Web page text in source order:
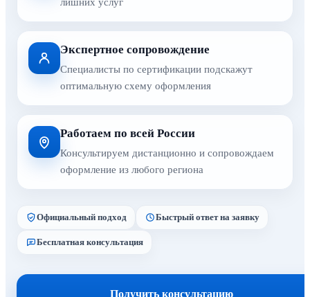
Экспертное сопровождение
Специалисты по сертификации подскажут
оптимальную схему оформления
Работаем по всей России
Консультируем дистанционно и сопровождаем
оформление из любого региона
Официальный подход Быстрый ответ на заявку
Бесплатная консультация
Получить консультацию